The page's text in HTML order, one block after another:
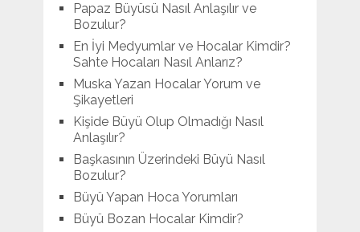
Papaz Büyüsü Nasıl Anlaşılır ve
Bozulur?
En İyi Medyumlar ve Hocalar Kimdir?
Sahte Hocaları Nasıl Anlarız?
Muska Yazan Hocalar Yorum ve
Şikayetleri
Kişide Büyü Olup Olmadığı Nasıl
Anlaşılır?
Başkasının Üzerindeki Büyü Nasıl
Bozulur?
Büyü Yapan Hoca Yorumları
Büyü Bozan Hocalar Kimdir?